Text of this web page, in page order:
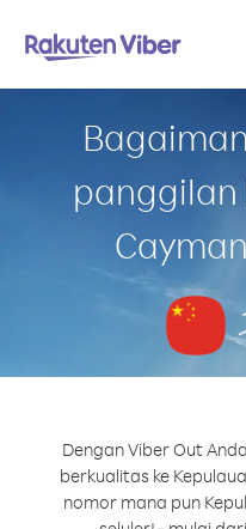
panggilan
Dengan Viber Out
berkualitas ke
nomor mana pun